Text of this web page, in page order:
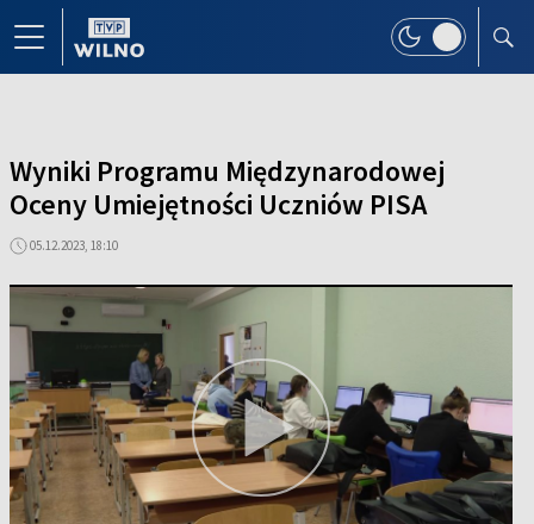
Wyniki Programu Międzynarodowej
Oceny Umiejętności Uczniów PISA
05.12.2023, 18:10